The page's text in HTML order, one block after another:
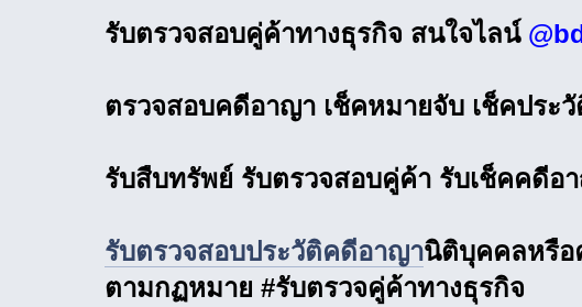
รับตรวจสอบคู่ค้าทางธุรกิจ สนใจไลน์
ตรวจสอบคดีอาญา เช็คหมายจับ เช็คประ
รับสืบทรัพย์ รับตรวจสอบคู่ค้า รับเช็คคดีอ
รับตรวจสอบประวัติคดีอาญานิติบุคคลหรือ
ตามกฏหมาย #รับตรวจคู่ค้าทางธุรกิจ